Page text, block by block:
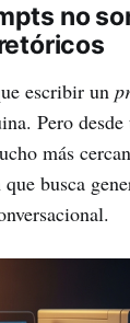
no
escribir un
Pero
más
busca